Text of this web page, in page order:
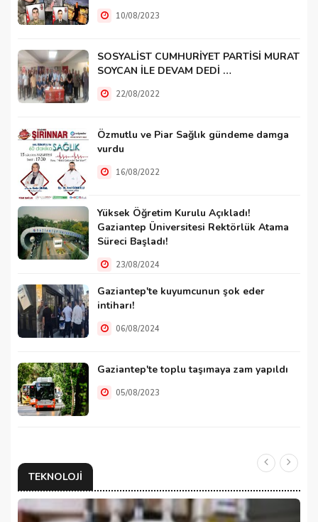
10/08/2023
SOSYALİST CUMHURİYET PARTİSİ MURAT
SOYCAN İLE DEVAM DEDİ …
22/08/2022
Özmutlu ve Piar Sağlık gündeme damga
vurdu
16/08/2022
Yüksek Öğretim Kurulu Açıkladı!
Gaziantep Üniversitesi Rektörlük Atama
Süreci Başladı!
23/08/2024
Gaziantep'te kuyumcunun şok eder
intiharı!
06/08/2024
Gaziantep'te toplu taşımaya zam yapıldı
05/08/2023
TEKNOLOJI